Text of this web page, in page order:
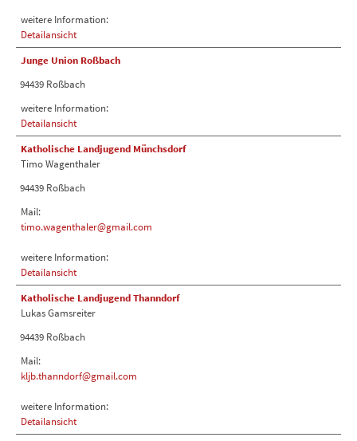
weitere Information:
Detailansicht
Junge Union Roßbach
94439 Roßbach
weitere Information:
Detailansicht
Katholische Landjugend Münchsdorf
Timo Wagenthaler
94439 Roßbach
Mail:
timo.wagenthaler@gmail.com
weitere Information:
Detailansicht
Katholische Landjugend Thanndorf
Lukas Gamsreiter
94439 Roßbach
Mail:
kljb.thanndorf@gmail.com
weitere Information:
Detailansicht